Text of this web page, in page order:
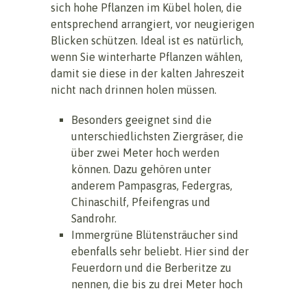
sich hohe Pflanzen im Kübel holen, die
entsprechend arrangiert, vor neugierigen
Blicken schützen. Ideal ist es natürlich,
wenn Sie winterharte Pflanzen wählen,
damit sie diese in der kalten Jahreszeit
nicht nach drinnen holen müssen.
Besonders geeignet sind die
unterschiedlichsten Ziergräser, die
über zwei Meter hoch werden
können. Dazu gehören unter
anderem Pampasgras, Federgras,
Chinaschilf, Pfeifengras und
Sandrohr.
Immergrüne Blütensträucher sind
ebenfalls sehr beliebt. Hier sind der
Feuerdorn und die Berberitze zu
nennen, die bis zu drei Meter hoch